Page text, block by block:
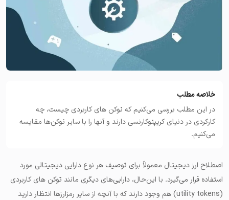
خلاصه مطلب
در این مطلب بررسی می‌کنیم که توکن های کاربردی چیست، چه
کارکردی در دنیای کریپتوکارنسی دارند و آنها را با سایر توکن‌ها مقایسه
می‌کنیم.
اصطلاح ارز دیجیتال معمولاً برای توصیف هر نوع دارایی دیجیتالی مورد
استفاده قرار می‌گیرد. با این‌حال، دارایی‌های دیگری مانند توکن های کاربردی
(utility tokens) هم وجود دارند که با آنچه از سایر رمزارزها انتظار دارید